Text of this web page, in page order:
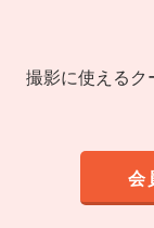
撮影に使えるク
会